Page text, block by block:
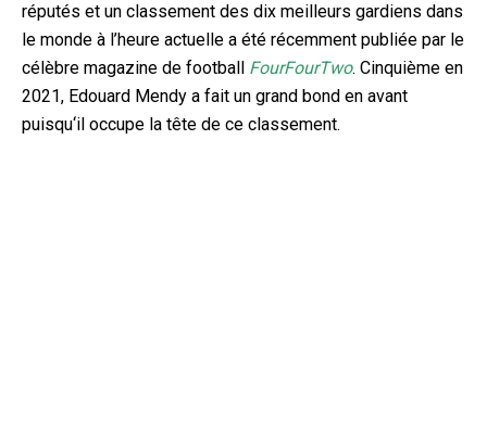
réputés et un classement des dix meilleurs gardiens dans
le monde à l’heure actuelle a été récemment publiée par le
célèbre magazine de football FourFourTwo. Cinquième en
2021, Edouard Mendy a fait un grand bond en avant
puisqu‘il occupe la tête de ce classement.